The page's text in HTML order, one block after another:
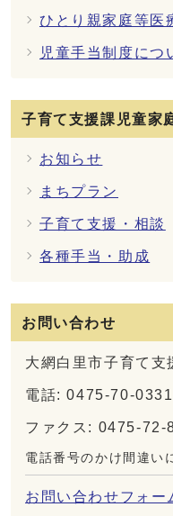
ひとり親家庭等医
児童手当制度につ
子育て支援課児童家
お知らせ
まちプラン
子育て支援・相談
各種手当・助成
お問い合わせ
大網白里市子育て支
電話: 0475-70-0331
ファクス: 0475-72-
電話番号のかけ間違い
お問い合わせフォー